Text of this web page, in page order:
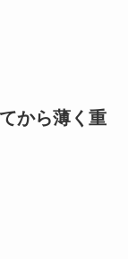
から薄く重